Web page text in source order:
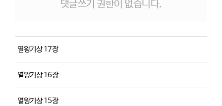
댓글쓰기 권한이 없습니다.
열왕기상 17장
열왕기상 16장
열왕기상 15장